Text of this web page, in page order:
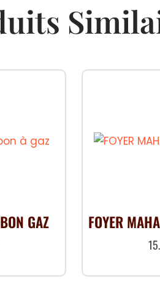
GAZ FOYER